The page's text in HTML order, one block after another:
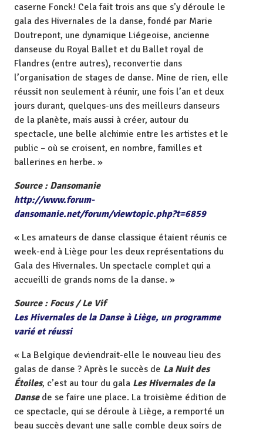
caserne Fonck! Cela fait trois ans que s’y déroule le
gala des Hivernales de la danse, fondé par Marie
Doutrepont, une dynamique Liégeoise, ancienne
danseuse du Royal Ballet et du Ballet royal de
Flandres (entre autres), reconvertie dans
l’organisation de stages de danse. Mine de rien, elle
réussit non seulement à réunir, une fois l’an et deux
jours durant, quelques-uns des meilleurs danseurs
de la planète, mais aussi à créer, autour du
spectacle, une belle alchimie entre les artistes et le
public – où se croisent, en nombre, familles et
ballerines en herbe. »
Source : Dansomanie
http://www.forum-
dansomanie.net/forum/viewtopic.php?t=6859
« Les amateurs de danse classique étaient réunis ce
week-end à Liège pour les deux représentations du
Gala des Hivernales. Un spectacle complet qui a
accueilli de grands noms de la danse. »
Source : Focus / Le Vif
Les Hivernales de la Danse à Liège, un programme
varié et réussi
« La Belgique deviendrait-elle le nouveau lieu des
galas de danse ? Après le succès de La Nuit des
Étoiles, c’est au tour du gala Les Hivernales de la
Dansede se faire une place. La troisième édition de
ce spectacle, qui se déroule à Liège, a remporté un
beau succès devant une salle comble deux soirs de